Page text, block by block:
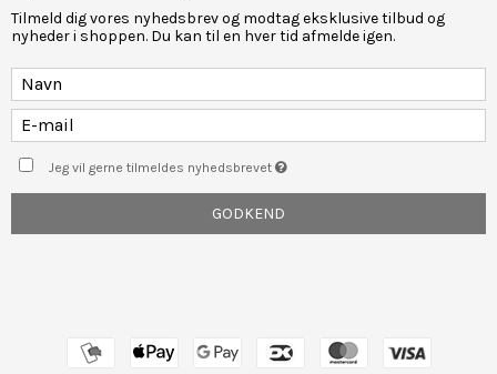
Tilmeld dig vores nyhedsbrev og modtag eksklusive tilbud og
nyheder i shoppen. Du kan til en hver tid afmelde igen.
Jeg vil gerne tilmeldes nyhedsbrevet
GODKEND